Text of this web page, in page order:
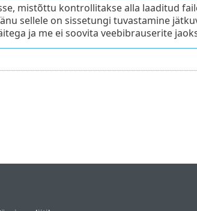
mistõttu kontrollitakse alla laaditud
sellele on sissetungi tuvastamine
ja me ei soovita veebibrauserite